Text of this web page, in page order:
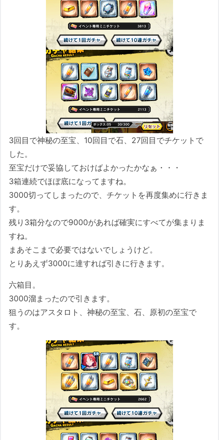
3回目で神秘の至宝、10回目で石、27回目でチケットで
した。
至宝だけで妥協しておけばよかったかなぁ・・・
3箱連続でほぼ底になってますね。
3000切ってしまったので、チケットを再度集めに行きま
す。
残り3箱分なので9000があれば確実にすべてが集まりま
すね。
まあそこまで必要ではないでしょうけど。
とりあえず3000に達すれば引きに行きます。
六箱目。
3000溜まったので引きます。
狙うのはアスタロト、神秘の至宝、石、原初の至宝で
す。